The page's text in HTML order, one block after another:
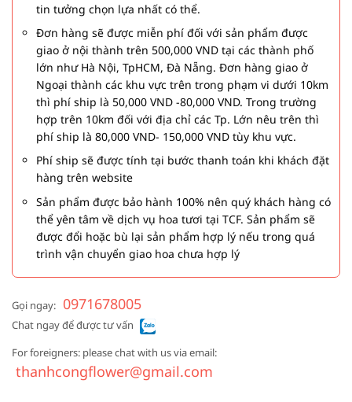
tin tưởng chọn lựa nhất có thể.
Đơn hàng sẽ được miễn phí đối với sản phẩm được
giao ở nội thành trên 500,000 VND tại các thành phố
lớn như Hà Nội, TpHCM, Đà Nẵng. Đơn hàng giao ở
Ngoại thành các khu vực trên trong phạm vi dưới 10km
thì phí ship là 50,000 VND -80,000 VND. Trong trường
hợp trên 10km đối với địa chỉ các Tp. Lớn nêu trên thì
phí ship là 80,000 VND- 150,000 VND tùy khu vực.
Phí ship sẽ được tính tại bước thanh toán khi khách đặt
hàng trên website
Sản phẩm được bảo hành 100% nên quý khách hàng có
thể yên tâm về dịch vụ hoa tươi tại TCF. Sản phẩm sẽ
được đổi hoặc bù lại sản phẩm hợp lý nếu trong quá
trình vận chuyển giao hoa chưa hợp lý
Gọi ngay: 0971678005
Chat ngay để được tư vấn
For foreigners: please chat with us via email:
thanhcongflower@gmail.com